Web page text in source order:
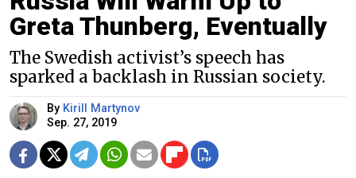
Greta Thunberg, Eventually
The Swedish activist’s speech has
sparked a backlash in Russian society.
By Kirill Martynov
Sep. 27, 2019